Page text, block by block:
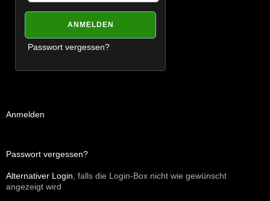
Passwort vergessen?
Anmelden
Passwort vergessen?
Alternativer Login , falls die Login-Box nicht wie gewünscht
angezeigt wird